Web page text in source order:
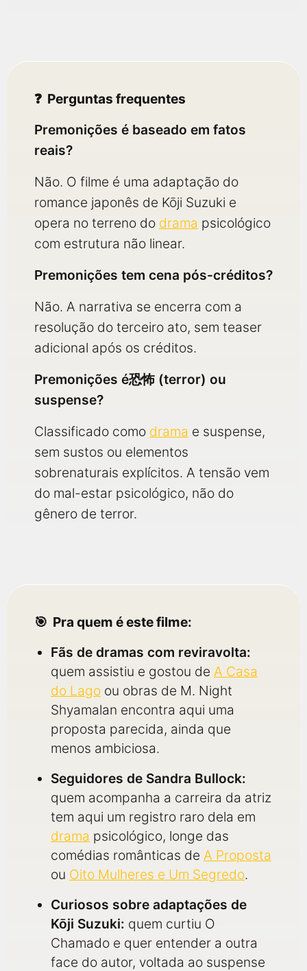
Perguntas frequentes
Premonições é baseado em fatos
reais?
Não. O filme é uma adaptação do
romance japonês de Kōji Suzuki e
opera no terreno do drama psicológico
com estrutura não linear.
Premonições tem cena pós-créditos?
Não. A narrativa se encerra com a
resolução do terceiro ato, sem teaser
adicional após os créditos.
Premonições é恐怖 (terror) ou
suspense?
Classificado como drama e suspense,
sem sustos ou elementos
sobrenaturais explícitos. A tensão vem
do mal-estar psicológico, não do
gênero de terror.
Pra quem é este filme:
Fãs de dramas com reviravolta:
quem assistiu e gostou de A Casa
do Lago ou obras de M. Night
Shyamalan encontra aqui uma
proposta parecida, ainda que
menos ambiciosa.
Seguidores de Sandra Bullock:
quem acompanha a carreira da atriz
tem aqui um registro raro dela em
drama psicológico, longe das
comédias românticas de A Proposta
ou Oito Mulheres e Um Segredo.
Curiosos sobre adaptações de
Kōji Suzuki: quem curtiu O
Chamado e quer entender a outra
face do autor, voltada ao suspense